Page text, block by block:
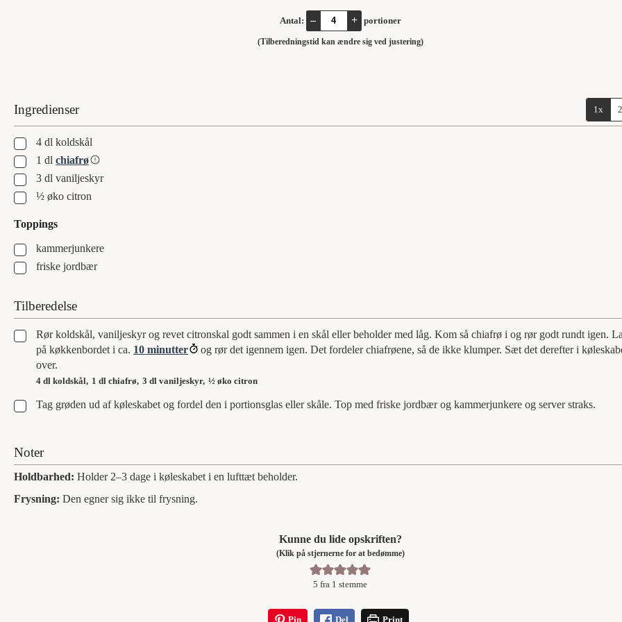
Antal: – + portioner
(Tilberedningstid kan ændre sig ved justering)
Ingredienser 1x
▢
4 dl koldskål
▢1 dl chiafrø
▢
3 dl vaniljeskyr
▢
½ øko citron
Toppings
▢
kammerjunkere
▢
friske jordbær
Tilberedelse
▢
Rør koldskål, vaniljeskyr og revet citronskal godt sammen i en skål eller beholder med låg. Kom så chiafrø i og rør godt rundt igen.
på køkkenbordet i ca. 10 minutter
og rør det igennem igen. Det fordeler chiafrøene, så de ikke klumper. Sæt det derefter i
over.
4 dl koldskål, 1 dl chiafrø, 3 dl vaniljeskyr, ½ øko citron
▢
Tag grøden ud af køleskabet og fordel den i portionsglas eller skåle. Top med friske jordbær og kammerjunkere og server straks.
Noter
Holdbarhed: Holder 2–3 dage i køleskabet i en lufttæt beholder.
Frysning: Den egner sig ikke til frysning.
Kunne du lide opskriften?
(Klik på stjernerne for at bedømme)
5 fra 1 stemme
Pin Del Print